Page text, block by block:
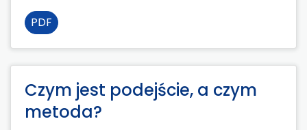
PDF
Czym jest podejście, a czym
metoda?